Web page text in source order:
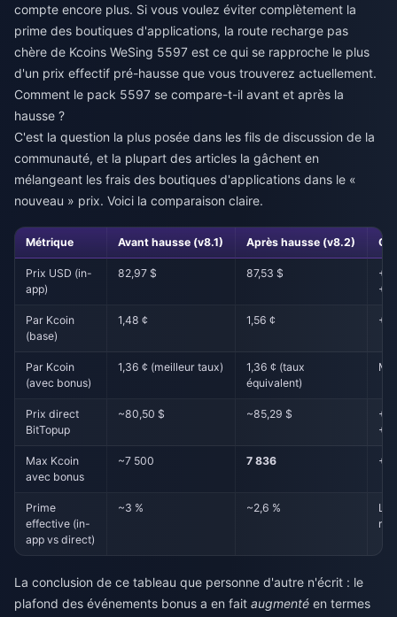
compte encore plus. Si vous voulez éviter complètement la
prime des boutiques d'applications, la route recharge pas
chère de Kcoins WeSing 5597 est ce qui se rapproche le plus
d'un prix effectif pré-hausse que vous trouverez actuellement.
Comment le pack 5597 se compare-t-il avant et après la
hausse ?
C'est la question la plus posée dans les fils de discussion de la
communauté, et la plupart des articles la gâchent en
mélangeant les frais des boutiques d'applications dans le «
nouveau » prix. Voici la comparaison claire.
Métrique Avant hausse (v8.1) Après hausse (v8.2)
Prix USD (in-
app)
82,97 $ 87,53 $
Par Kcoin
(base)
1,48 ¢ 1,56 ¢
Par Kcoin
(avec bonus)
1,36 ¢ (meilleur taux)
1,36 ¢ (taux
équivalent)
Prix direct
BitTopup
~80,50 $ ~85,29 $
Max Kcoin
avec bonus
~7 500 7 836
Prime
effective (in-
app vs direct)
~3 % ~2,6 %
La conclusion de ce tableau que personne d'autre n'écrit : le
plafond des événements bonus a en fait augmenté en termes